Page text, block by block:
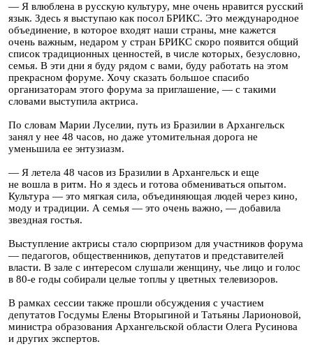
— Я влюблена в русскую культуру, мне очень нравится русский
язык. Здесь я выступаю как посол БРИКС. Это международное
объединение, в которое входят наши страны, мне кажется
очень важным, недаром у стран БРИКС скоро появится общий
список традиционных ценностей, в числе которых, безусловно,
семья. В эти дни я буду рядом с вами, буду работать на этом
прекрасном форуме. Хочу сказать большое спасибо
организаторам этого форума за приглашение, — с такими
словами выступила актриса.
По словам Марии Луселии, путь из Бразилии в Архангельск
занял у нее 48 часов, но даже утомительная дорога не
уменьшила ее энтузиазм.
— Я летела 48 часов из Бразилии в Архангельск и еще
не вошла в ритм. Но я здесь и готова обмениваться опытом.
Культура — это мягкая сила, объединяющая людей через кино,
моду и традиции. А семья — это очень важно, — добавила
звездная гостья.
Выступление актрисы стало сюрпризом для участников форума
— педагогов, общественников, депутатов и представителей
власти. В зале с интересом слушали женщину, чье лицо и голос
в 80-е годы собирали целые топлы у цветных телевизоров.
В рамках сессии также прошли обсуждения с участием
депутатов Госдумы Елены Вторыгиной и Татьяны Ларионовой,
министра образования Архангельской области Олега Русинова
и других экспертов.